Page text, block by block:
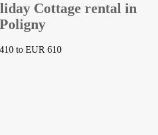
Cottage rental in
to EUR 610